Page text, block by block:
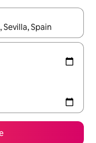
използвайте